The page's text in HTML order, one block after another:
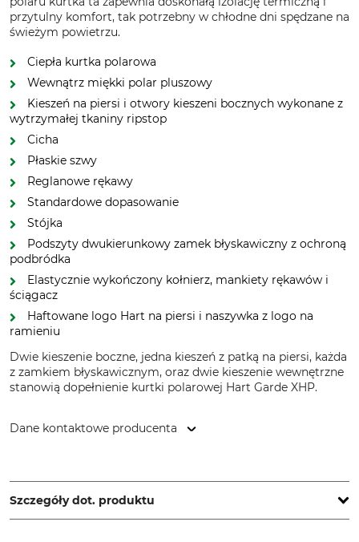
przytulny komfort, tak potrzebny w chłodne dni spędzane na
świeżym powietrzu.
Ciepła kurtka polarowa
Wewnątrz miękki polar pluszowy
Kieszeń na piersi i otwory kieszeni bocznych wykonane z
wytrzymałej tkaniny ripstop
Cicha
Płaskie szwy
Reglanowe rękawy
Standardowe dopasowanie
Stójka
Podszyty dwukierunkowy zamek błyskawiczny z ochroną
podbródka
Elastycznie wykończony kołnierz, mankiety rękawów i
ściągacz
Haftowane logo Hart na piersi i naszywka z logo na
ramieniu
Dwie kieszenie boczne, jedna kieszeń z patką na piersi, każda
z zamkiem błyskawicznym, oraz dwie kieszenie wewnętrzne
stanowią dopełnienie kurtki polarowej Hart Garde XHP.
Dane kontaktowe producenta
www.hart-outdoor.com
Szczegóły dot. produktu